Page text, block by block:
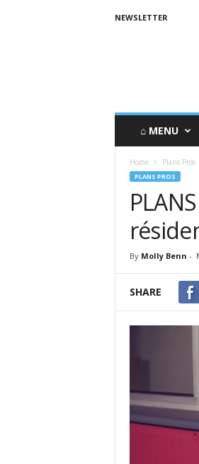
NEWSLETTER
⌂ MENU
Home Plans Pros
PLANS PROS
By Molly Benn -
SHARE